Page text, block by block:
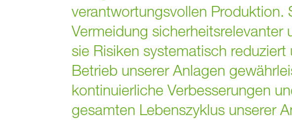
verantwortungsvollen Produktion.
Vermeidung
sie Risiken systematisch
Betrieb unserer Anlagen
kontinuierliche Verbesserungen
gesamten Lebenszyklus unserer